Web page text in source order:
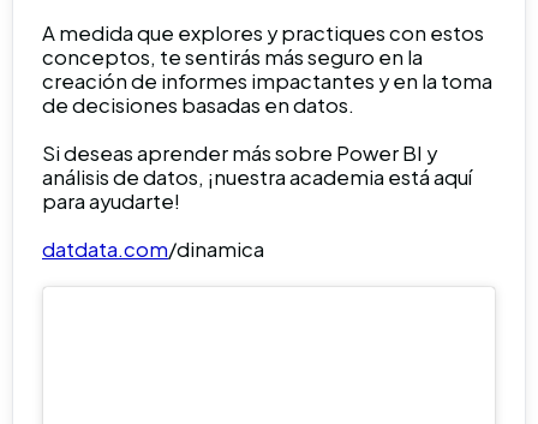
A medida que explores y practiques con estos
conceptos, te sentirás más seguro en la
creación de informes impactantes y en la toma
de decisiones basadas en datos.
Si deseas aprender más sobre Power BI y
análisis de datos, ¡nuestra academia está aquí
para ayudarte!
datdata.com/dinamica